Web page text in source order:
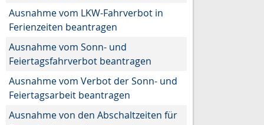
Ausnahme vom LKW-Fahrverbot in
Ferienzeiten beantragen
Ausnahme vom Sonn- und
Feiertagsfahrverbot beantragen
Ausnahme vom Verbot der Sonn- und
Feiertagsarbeit beantragen
Ausnahme von den Abschaltzeiten für